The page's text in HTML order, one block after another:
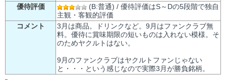
優待評価
(B:普通) / 優待評価はS～Dの5段階で独自
主観・客観的評価
コメント
3月は商品。ドリンクなど。9月はファンクラブ無
料。優待に賞味期限の短いものは入れない模様。そ
のためヤクルトはない。
9月のファンクラブはヤクルトファンじゃない
と・・・という感じなので実際3月が勝負銘柄。